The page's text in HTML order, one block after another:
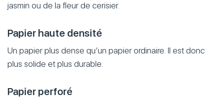
jasmin ou de la fleur de cerisier.
Papier haute densité
Un papier plus dense qu’un papier ordinaire. Il est donc
plus solide et plus durable.
Papier perforé